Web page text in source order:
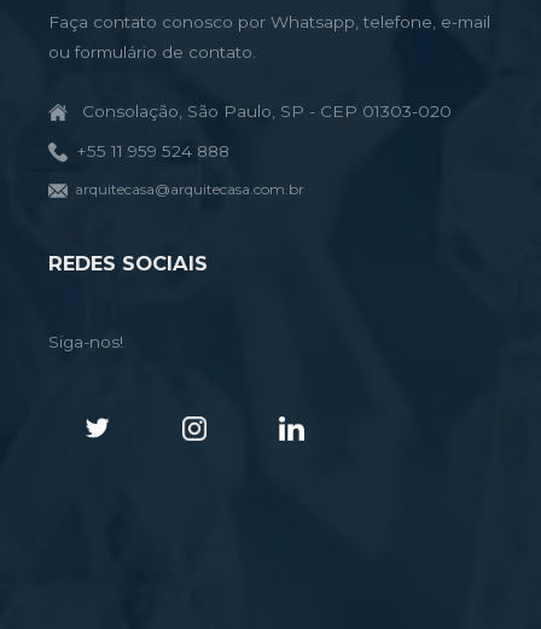
Faça contato conosco por Whatsapp, telefone, e-mail
ou formulário de contato.
Consolação, São Paulo, SP - CEP 01303-020
+55 11 959 524 888
arquitecasa@arquitecasa.com.br
REDES SOCIAIS
Siga-nos!